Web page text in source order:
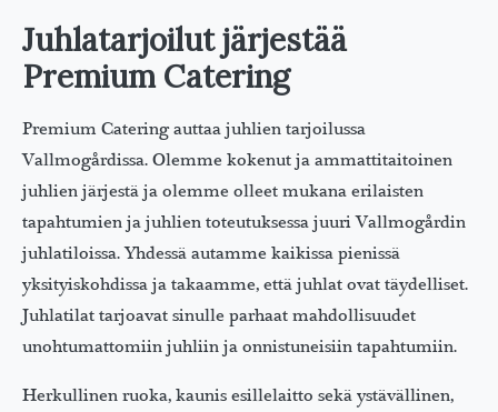
Juhlatarjoilut järjestää
Premium Catering
Premium Catering auttaa juhlien tarjoilussa
Vallmogårdissa. Olemme kokenut ja ammattitaitoinen
juhlien järjestä ja olemme olleet mukana erilaisten
tapahtumien ja juhlien toteutuksessa juuri Vallmogårdin
juhlatiloissa. Yhdessä autamme kaikissa pienissä
yksityiskohdissa ja takaamme, että juhlat ovat täydelliset.
Juhlatilat tarjoavat sinulle parhaat mahdollisuudet
unohtumattomiin juhliin ja onnistuneisiin tapahtumiin.
Herkullinen ruoka, kaunis esillelaitto sekä ystävällinen,